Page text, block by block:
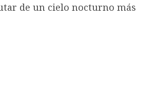
de un cielo nocturno más